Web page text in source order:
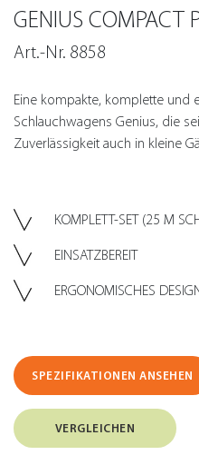
GENIUS COMPACT
Art.-Nr. 8858
Eine kompakte, komplette und
Schlauchwagens Genius, die
Zuverlässigkeit auch in kleine
KOMPLETT-SET (25 M
EINSATZBEREIT
ERGONOMISCHES
SPEZIFIKATIONEN ANSEHEN
VERGLEICHEN